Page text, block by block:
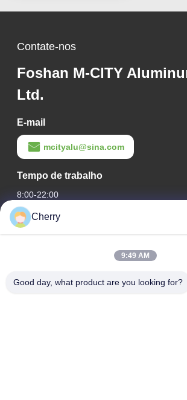
Contate-nos
Foshan M-CITY
Ltd.
E-mail
mcityalu@sina.com
Tempo de trabalho
8:00-22:00
O nosso endereço
Parque industrial Hegui, Lishui, Nanhai
Cherry
9:49 AM
Good day, what product are you looking for?